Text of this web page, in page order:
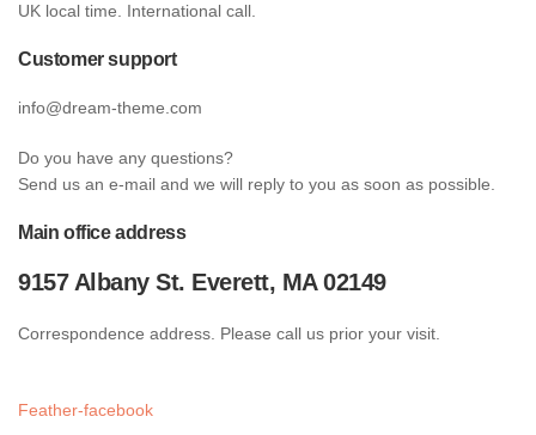
UK local time. International call.
Customer support
info@dream-theme.com
Do you have any questions?
Send us an e-mail and we will reply to you as soon as possible.
Main office address
9157 Albany St. Everett, MA 02149
Correspondence address. Please call us prior your visit.
Feather-facebook